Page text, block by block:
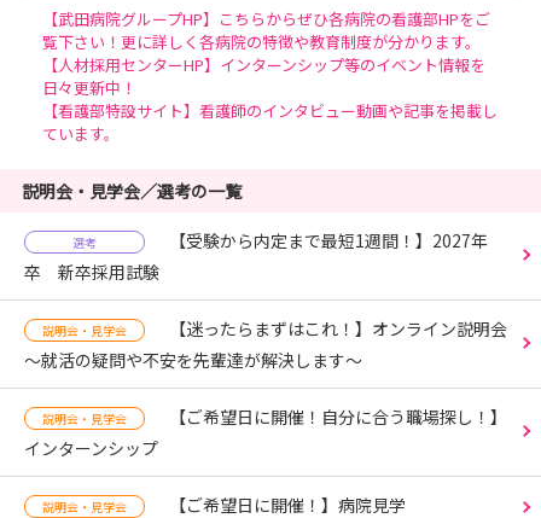
【武田病院グループHP】こちらからぜひ各病院の看護部HPをご
覧下さい！更に詳しく各病院の特徴や教育制度が分かります。
【人材採用センターHP】インターンシップ等のイベント情報を
日々更新中！
【看護部特設サイト】看護師のインタビュー動画や記事を掲載し
ています。
説明会・見学会／選考の一覧
選考
【受験から内定まで最短1週間！】2027年
卒 新卒採用試験
説明会・見学会
【迷ったらまずはこれ！】オンライン説明会
～就活の疑問や不安を先輩達が解決します～
説明会・見学会
【ご希望日に開催！自分に合う職場探し！】
インターンシップ
説明会・見学会 【ご希望日に開催！】病院見学